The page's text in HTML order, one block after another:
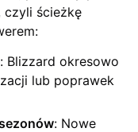
czyli ścieżkę
: Blizzard okresowo
lub poprawek
: Nowe